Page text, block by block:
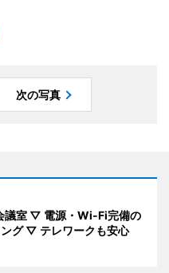
次の写真
室 ▽ 電源・Wi-Fi完備の
グ ▽ テレワークも安心